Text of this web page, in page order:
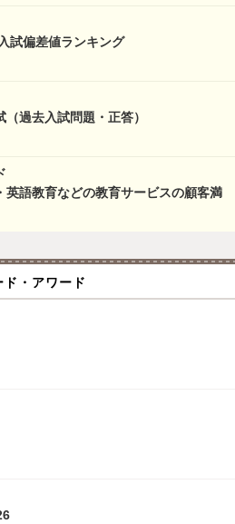
試偏差値ランキング
過去入試問題・正答）
英語教育などの教育サービスの顧客満
ド・アワード